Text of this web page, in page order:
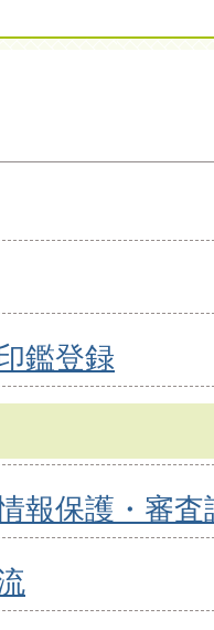
鑑登録
報保護・審査